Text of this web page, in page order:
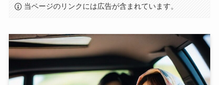
当ページのリンクには広告が含まれています。